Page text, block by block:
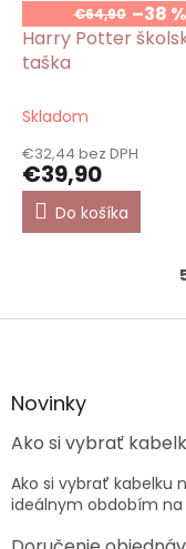
€64,90 –38 %
Harry Potter
taška
Skladom
€32,44 bez DPH
€39,90
Do košíka
Z
äNovinky
Ako si vybrať
Ako si vybrať kabelku
ideálnym obdobím na